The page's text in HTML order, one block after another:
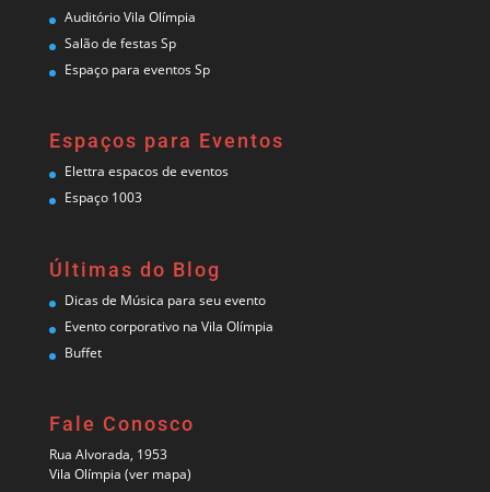
Auditório Vila Olímpia
Salão de festas Sp
Espaço para eventos Sp
Espaços para Eventos
Elettra espacos de eventos
Espaço 1003
Últimas do Blog
Dicas de Música para seu evento
Evento corporativo na Vila Olímpia
Buffet
Fale Conosco
Rua Alvorada, 1953
Vila Olímpia (ver mapa)